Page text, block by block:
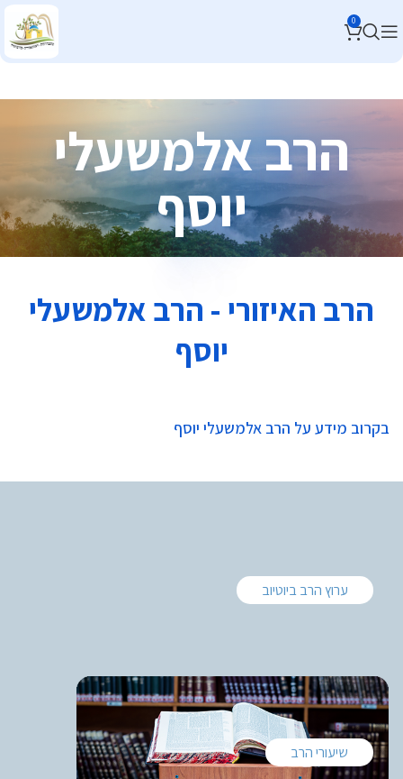
0
הרב אלמשעלי
יוסף
הרב האיזורי - הרב אלמשעלי
יוסף
בקרוב מידע על הרב אלמשעלי יוסף
ערוץ הרב ביוטיוב
שיעורי הרב